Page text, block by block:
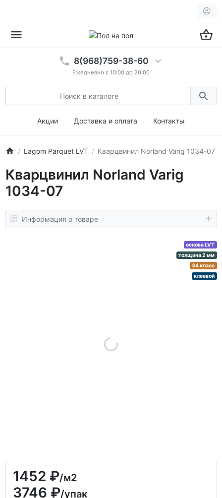
8(968)759-38-60
Ежедневно с 10:00 до 20:00
Акции Доставка и оплата Контакты
Lagom Parquet LVT Кварцвинил Norland Varig 1034-07
Кварцвинил Norland Varig
1034-07
Информация о товаре
основа LVT
толщина 2 мм
34 класс
клеевой
1452 ₽/м2
3746 ₽/упак